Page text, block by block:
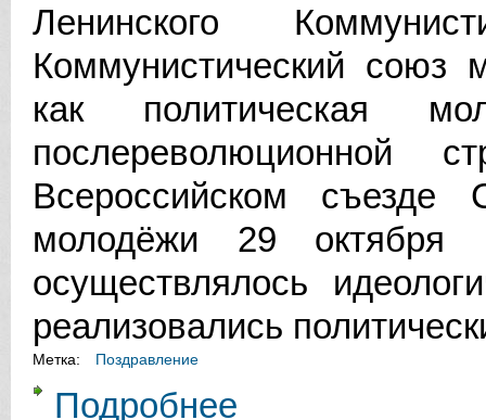
Ленинского
Коммунистический союз
как политическая
Всероссийском съезде
молодёжи 29
осуществлялось
реализовались
Метка: Поздравление
Подробнее